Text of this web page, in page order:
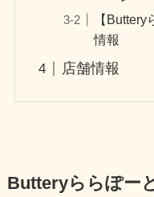
【
情報
店舗情報
Butteryららぽー